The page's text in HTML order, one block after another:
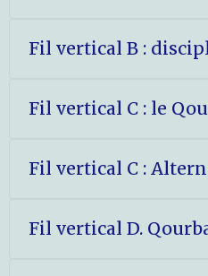
Fil vertical B :
Fil vertical C : le
Fil vertical C :
Fil vertical D.